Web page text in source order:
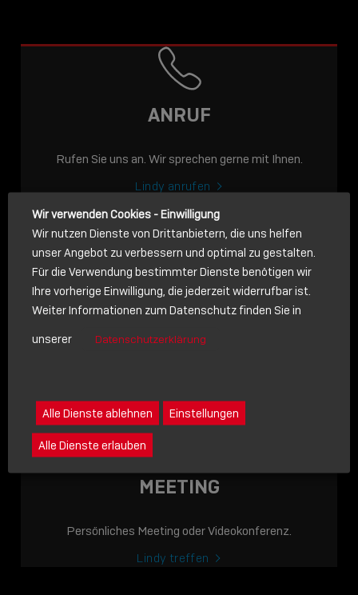
USB-C ÜBER LANGE
DISTANZEN: AKTIVE
USB-C-KABEL FÜR
STABILE 10 GBIT/S BIS
LINDY ACADEMY
JETZT ONLINE
VERFÜGBAR: DIE
LINDY ACADEMY –
WISSEN, DAS
ANRUF
Rufen Sie uns an. Wir sprechen gerne mit Ihnen.
Lindy anrufen
NACHRICHT
Schreiben Sie lieber? Dann schicken Sie uns gerne eine
MEETING
Persönliches Meeting oder Videokonferenz.
Lindy treffen
Wir verwenden Cookies - Einwilligung
Wir nutzen Dienste von Drittanbietern, die uns helfen
unser Angebot zu verbessern und optimal zu gestalten.
Für die Verwendung bestimmter Dienste benötigen wir
Ihre vorherige Einwilligung, die jederzeit widerrufbar ist.
Weiter Informationen zum Datenschutz finden Sie in
unserer
Datenschutzerklärung
Alle Dienste ablehnen Einstellungen
Alle Dienste erlauben